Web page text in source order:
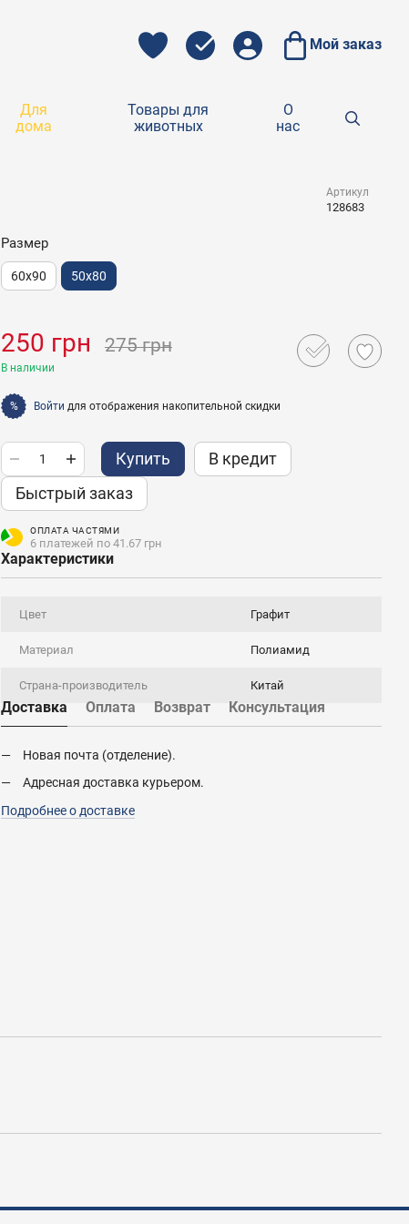
Мой заказ
Для
дома
Товары для
животных
О
нас
Артикул
128683
Размер
60x90 50x80
250 грн 275 грн
В наличии
% Войти для отображения накопительной скидки
Купить
В кредит
Быстрый заказ
ОПЛАТА ЧАСТЯМИ
6 платежей по 41.67 грн
Характеристики
Цвет Графит
Материал Полиамид
Страна-производитель Китай
Доставка Оплата Возврат Консультация
Новая почта (отделение).
Адресная доставка курьером.
Подробнее о доставке